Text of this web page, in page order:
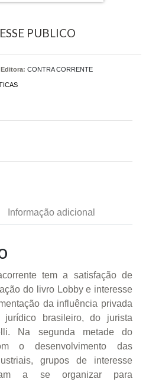
PUBLICO
Editora: CONTRA CORRENTE
Informação adicional
tem a satisfação de
do livro Lobby e interesse
da influência privada
jurídico brasileiro, do jurista
Na segunda metade do
o desenvolvimento das
grupos de interesse
a se organizar para